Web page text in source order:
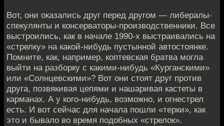
Вот, они оказались друг перед другом — либералы-
спекулянты и консерваторы-производственники. Все
выстроились, как в начале 1990-х выстраивались на
«стрелку» на какой-нибудь пустынной автостоянке.
Помните, как, например, коптевская братва могла
выйти на разборку с какими-нибудь «Курганскими»
или «Солнцевскими»? Вот они стоят друг против
друга, позвякивая цепями и нашаривая кастеты в
карманах. А у кого-нибудь, возможно, и огнестрел
есть. И вот сейчас для начала пошли «терки», как
это и бывало во время подобных «стрелок».